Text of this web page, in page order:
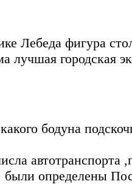
Лебеда фигура
лучшая городская
бодуна
автотранспорта
определены